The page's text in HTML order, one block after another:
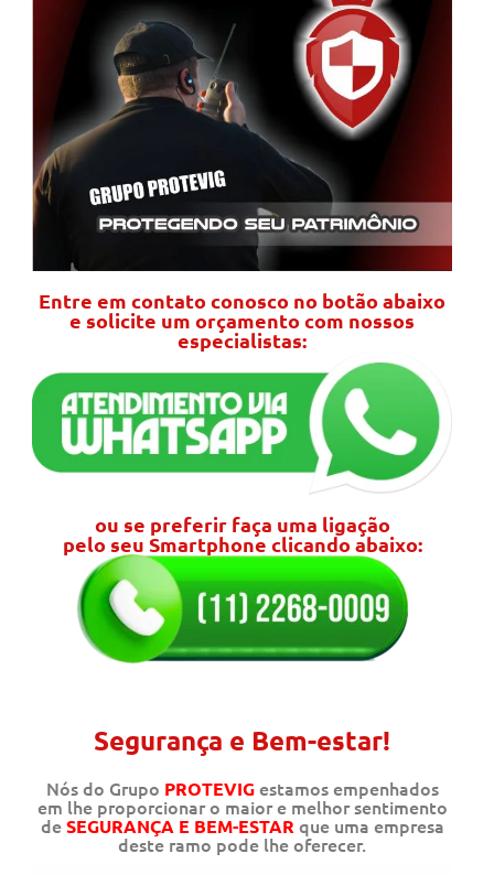
Entre em contato conosco no botão abaixo
e solicite um orçamento com nossos
especialistas:
ou se preferir faça uma ligação
pelo seu Smartphone clicando abaixo:
Segurança e Bem-estar!
Nós do Grupo PROTEVIGestamos empenhados
em lhe proporcionar o maior e melhor sentimento
deSEGURANÇA E BEM-ESTAR que uma empresa
deste ramo pode lhe oferecer.